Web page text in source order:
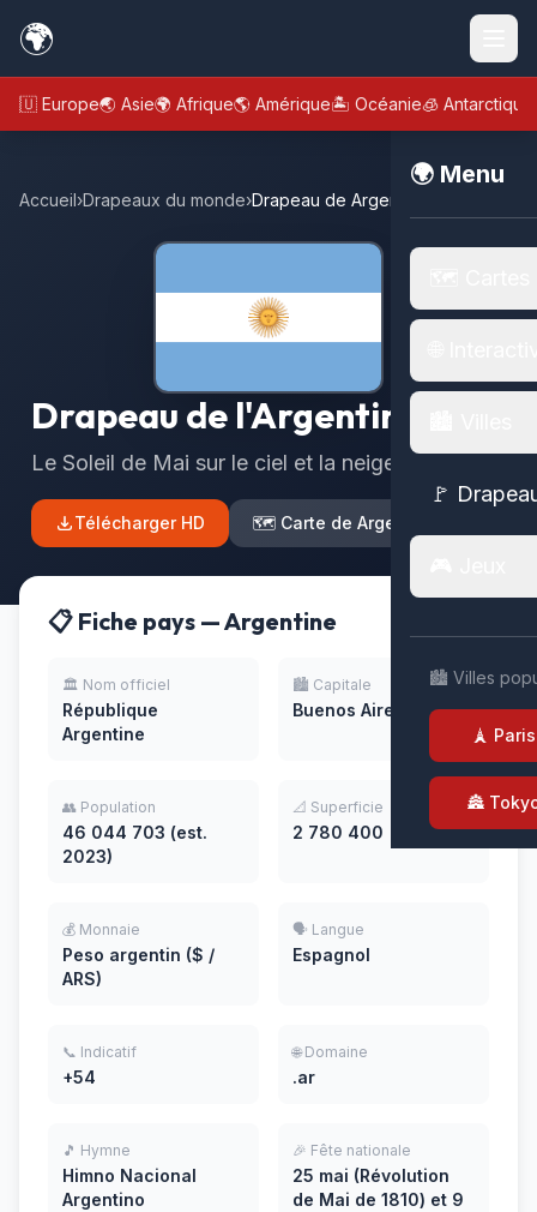
🌍
🇪🇺 Europe🌏 Asie🌍 Afrique🌎 Amérique🏝️ Océanie🧊 Antarctique
🌍 Menu
🚩
🏙️ Villes
🗼 Paris
🏯
Accueil›Drapeaux du monde›Drapeau de Argentine
Drapeau de l'Argentine
Le Soleil de Mai sur le ciel et la neige des Andes
Télécharger HD 🗺️ Carte de Argentine
📋 Fiche pays — Argentine
🏛️ Nom officiel
République
Argentine
🏙️ Capitale
Buenos Aires
👥 Population
46 044 703 (est.
2023)
📐 Superficie
2 780 400
💰 Monnaie
Peso argentin ($ /
ARS)
🗣️ Langue
Espagnol
📞 Indicatif
+54
🌐 Domaine
.ar
🎵 Hymne
Himno Nacional
Argentino
🎉 Fête nationale
25 mai (Révolution
de Mai de 1810) et 9